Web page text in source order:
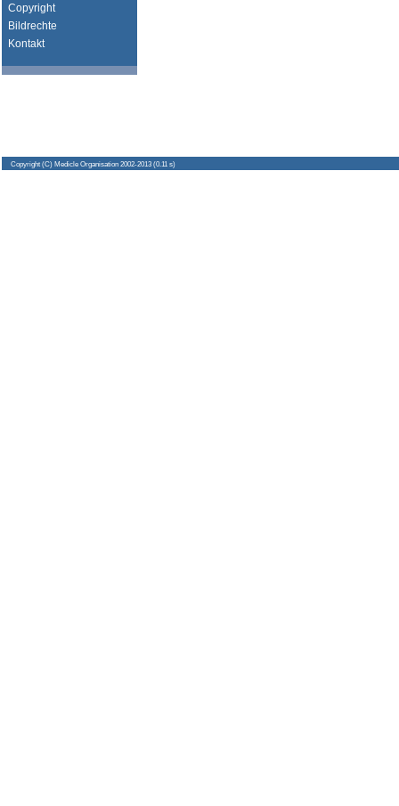
Copyright
Bildrechte
Kontakt
Copyright (C) Medicle Organisation 2002-2013 (0.11 s)